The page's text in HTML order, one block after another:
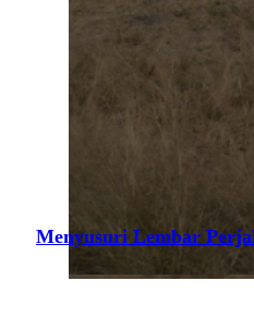
Menyusuri Lembar